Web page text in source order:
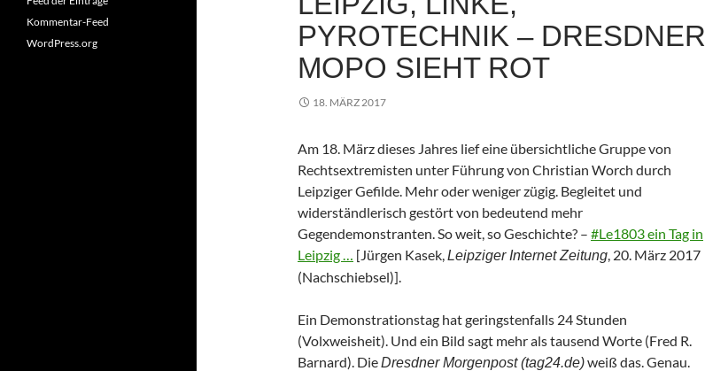
PYROTECHNIK – DRESDNER
MOPO SIEHT ROT
18. MÄRZ 2017
Am 18. März dieses Jahres lief eine übersichtliche Gruppe von
Rechtsextremisten unter Führung von Christian Worch durch
Leipziger Gefilde. Mehr oder weniger zügig. Begleitet und
widerständlerisch gestört von bedeutend mehr
Gegendemonstranten. So weit, so Geschichte? – #Le1803 ein Tag in
Leipzig … [Jürgen Kasek,Leipziger Internet Zeitung, 20. März 2017
(Nachschiebsel)].
Ein Demonstrationstag hat geringstenfalls 24 Stunden
(Volxweisheit). Und ein Bild sagt mehr als tausend Worte (Fred R.
Barnard). DieDresdner Morgenpost (tag24.de)weiß das. Genau.
Kommentar-Feed
WordPress.org